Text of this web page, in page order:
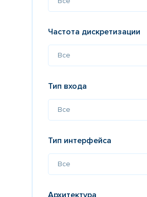
Частота дискретизации
Все
Тип входа
Все
Тип интерфейса
Все
Архитектура